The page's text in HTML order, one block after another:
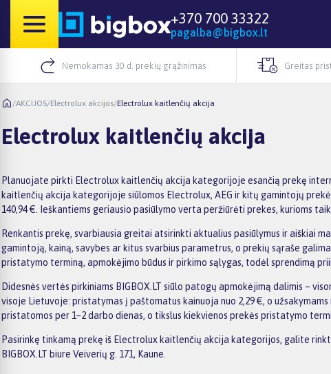
+370 700 33322
pagalba@bigbox.lt
Nemokamas 30 d. prekių grąžinimas Greitas
/AKCIJOS/Electrolux akcijos/Electrolux kaitlenčių akcija
Electrolux kaitlenčių akcija
Planuojate pirkti Electrolux kaitlenčių akcija kategorijoje esančią prekę
kaitlenčių akcija kategorijoje siūlomos Electrolux, AEG ir kitų gamintojų
140,94 €. Ieškantiems geriausio pasiūlymo verta peržiūrėti prekes, kurioms
Renkantis prekę, svarbiausia greitai atsirinkti aktualius pasiūlymus ir aiškiai
gamintoją, kainą, savybes ar kitus svarbius parametrus, o prekių sąraše
pristatymo terminą, apmokėjimo būdus ir pirkimo sąlygas, todėl sprendimą
Didesnės vertės pirkiniams BIGBOX.LT siūlo patogų apmokėjimą dalimis –
visoje Lietuvoje: pristatymas į paštomatus kainuoja nuo 2,29 €, o
pristatomos per 1–2 darbo dienas, o tikslus kiekvienos prekės pristatymo
Pasirinkę tinkamą prekę iš Electrolux kaitlenčių akcija kategorijos, galite
BIGBOX.LT biure Veiverių g. 171, Kaune.